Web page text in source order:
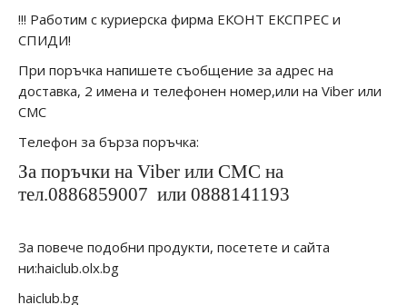
!!! Работим с куриерска фирма ЕКОНТ ЕКСПРЕС и
СПИДИ!
При поръчка напишете съобщение за адрес на
доставка, 2 имена и телефонен номер,или на Viber или
СМС
Телефон за бърза поръчка:
За поръчки на Viber или СМС на
тел.0886859007 или 0888141193
За повече подобни продукти, посетете и сайта
ни:haiclub.olx.bg
haiclub.bg